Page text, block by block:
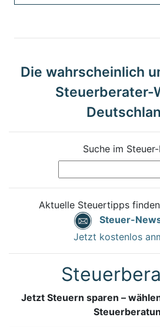
Die wahrscheinlich
Steuerberater-
Suche im
Aktuelle Steuertipps
Steuer-
Jetzt kostenlos
Jetzt Steuern sparen –